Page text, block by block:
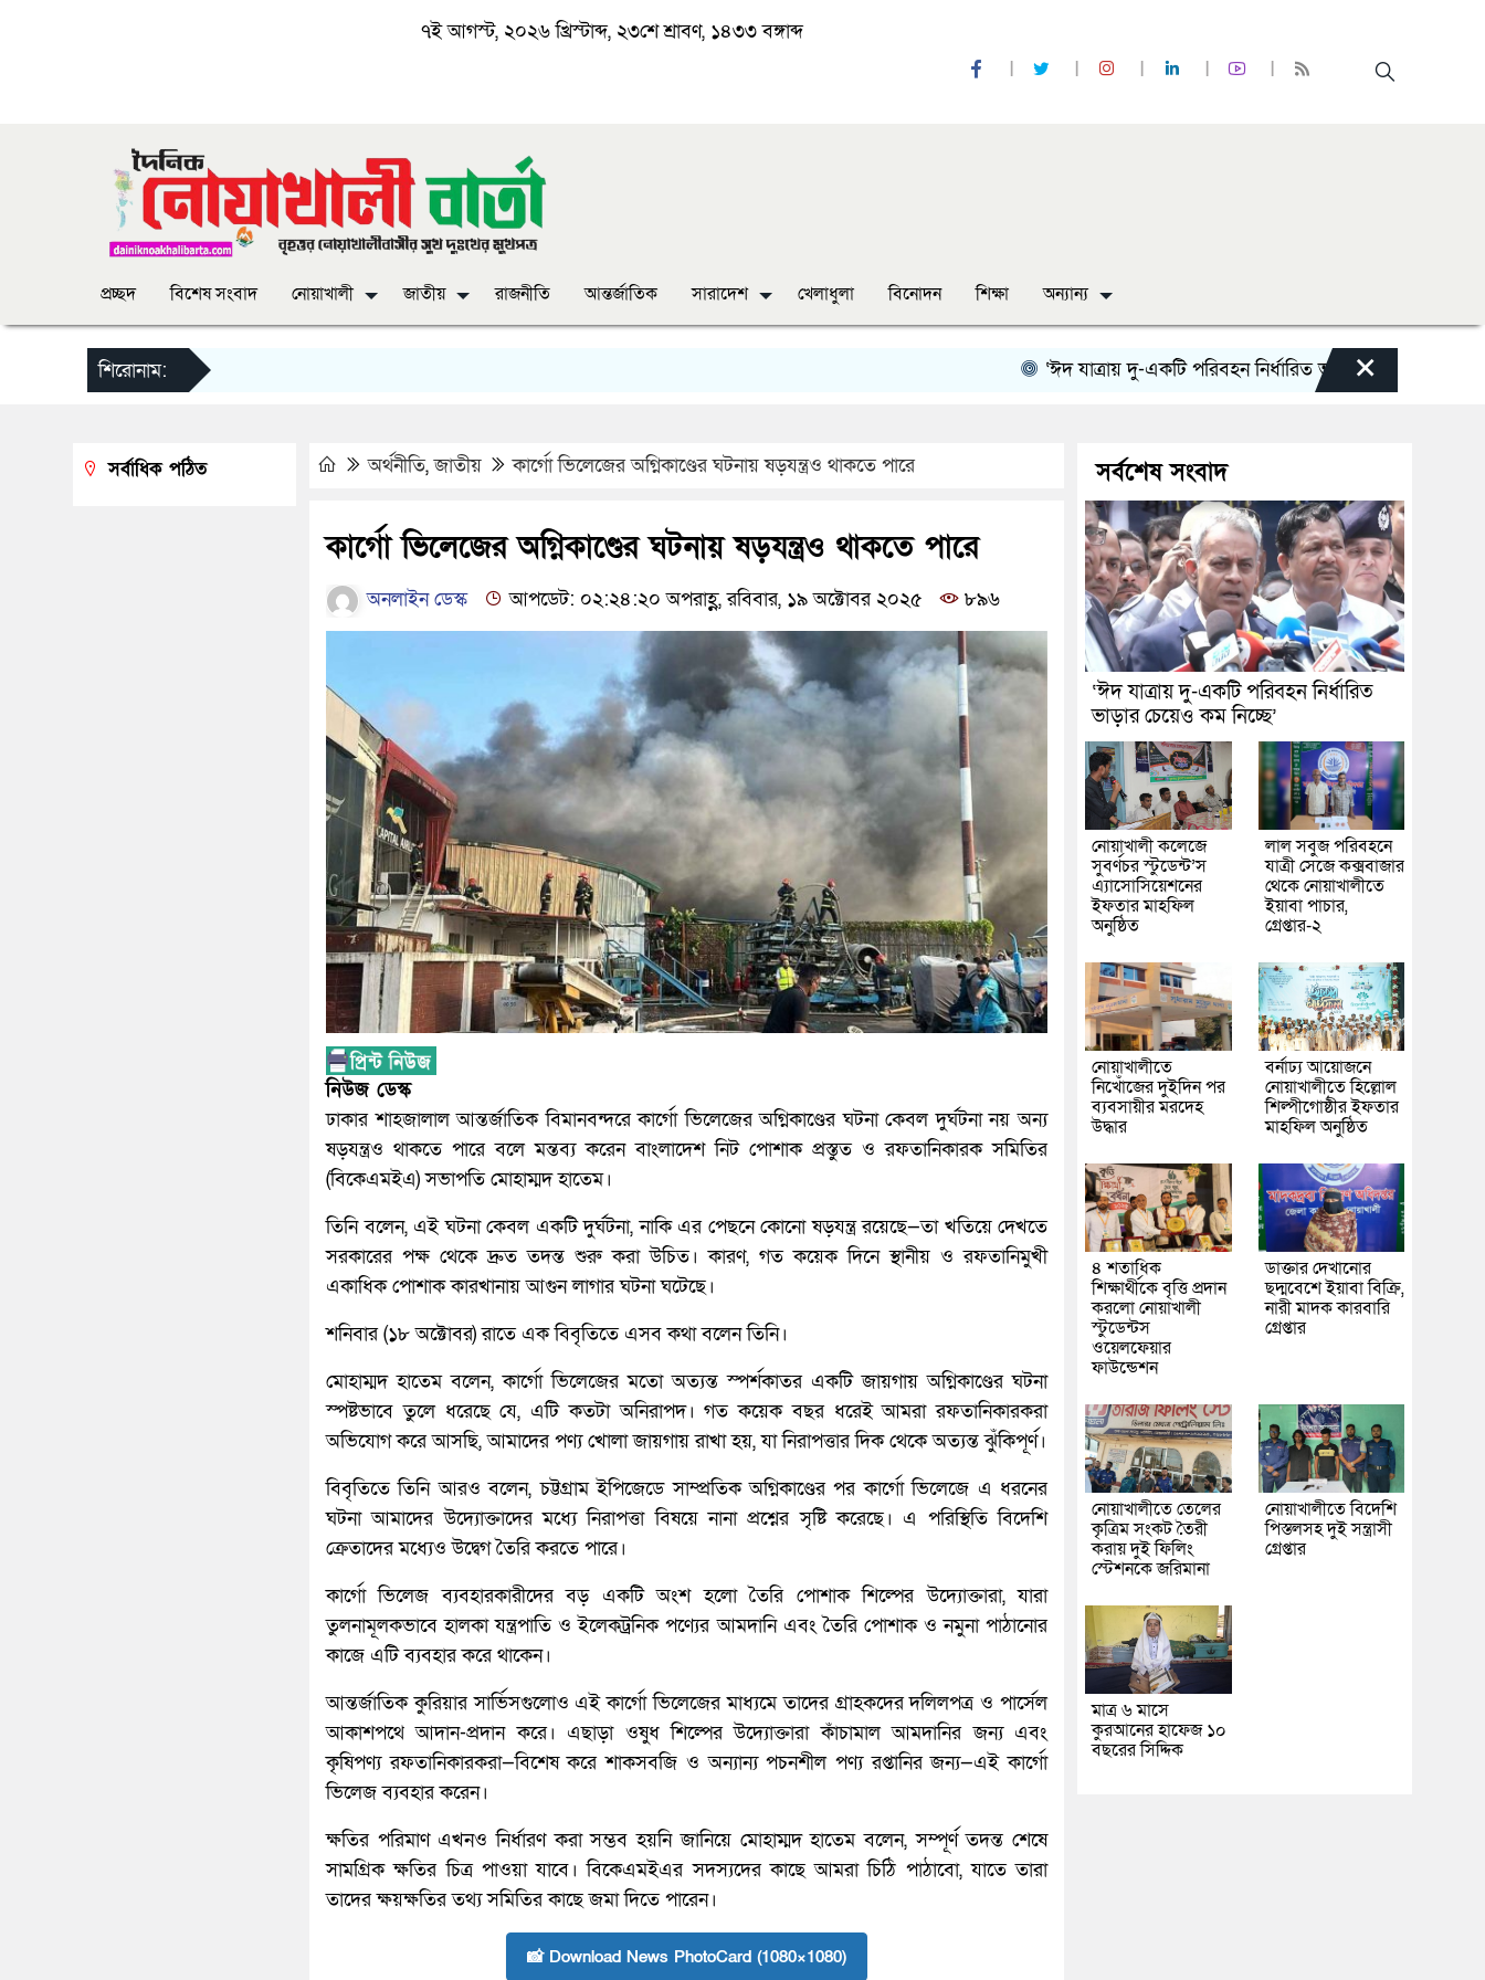
৭ই আগস্ট, ২০২৬ খ্রিস্টাব্দ, ২৩শে শ্রাবণ, ১৪৩৩ বঙ্গাব্দ
প্রচ্ছদ বিশেষ সংবাদ নোয়াখালী জাতীয় রাজনীতি আন্তর্জাতিক সারাদেশ খেলাধুলা বিনোদন শিক্ষা অন্যান্য
শিরোনাম: ‘ঈদ যাত্রায় দু-একটি পরিবহন নির্ধারিত ভাড়ার চেয়েও কম নিচ্ছে’
×
অর্থনীতি,জাতীয় কার্গো ভিলেজের অগ্নিকাণ্ডের ঘটনায় ষড়যন্ত্রও থাকতে পারে
কার্গো ভিলেজের অগ্নিকাণ্ডের ঘটনায় ষড়যন্ত্রও থাকতে পারে
অনলাইন ডেস্ক আপডেট: ০২:২৪:২০ অপরাহ্ণ, রবিবার, ১৯ অক্টোবর ২০২৫ ৮৯৬
নিউজ ডেস্ক
ঢাকার শাহজালাল আন্তর্জাতিক বিমানবন্দরে কার্গো ভিলেজের অগ্নিকাণ্ডের ঘটনা কেবল দুর্ঘটনা নয় অন্য
ষড়যন্ত্রও থাকতে পারে বলে মন্তব্য করেন বাংলাদেশ নিট পোশাক প্রস্তুত ও রফতানিকারক সমিতির
(বিকেএমইএ) সভাপতি মোহাম্মদ হাতেম।
তিনি বলেন, এই ঘটনা কেবল একটি দুর্ঘটনা, নাকি এর পেছনে কোনো ষড়যন্ত্র রয়েছে—তা খতিয়ে দেখতে
সরকারের পক্ষ থেকে দ্রুত তদন্ত শুরু করা উচিত। কারণ, গত কয়েক দিনে স্থানীয় ও রফতানিমুখী
একাধিক পোশাক কারখানায় আগুন লাগার ঘটনা ঘটেছে।
শনিবার (১৮ অক্টোবর) রাতে এক বিবৃতিতে এসব কথা বলেন তিনি।
মোহাম্মদ হাতেম বলেন, কার্গো ভিলেজের মতো অত্যন্ত স্পর্শকাতর একটি জায়গায় অগ্নিকাণ্ডের ঘটনা
স্পষ্টভাবে তুলে ধরেছে যে, এটি কতটা অনিরাপদ। গত কয়েক বছর ধরেই আমরা রফতানিকারকরা
অভিযোগ করে আসছি, আমাদের পণ্য খোলা জায়গায় রাখা হয়, যা নিরাপত্তার দিক থেকে অত্যন্ত ঝুঁকিপূর্ণ।
বিবৃতিতে তিনি আরও বলেন, চট্টগ্রাম ইপিজেডে সাম্প্রতিক অগ্নিকাণ্ডের পর কার্গো ভিলেজে এ ধরনের
ঘটনা আমাদের উদ্যোক্তাদের মধ্যে নিরাপত্তা বিষয়ে নানা প্রশ্নের সৃষ্টি করেছে। এ পরিস্থিতি বিদেশি
ক্রেতাদের মধ্যেও উদ্বেগ তৈরি করতে পারে।
কার্গো ভিলেজ ব্যবহারকারীদের বড় একটি অংশ হলো তৈরি পোশাক শিল্পের উদ্যোক্তারা, যারা
তুলনামূলকভাবে হালকা যন্ত্রপাতি ও ইলেকট্রনিক পণ্যের আমদানি এবং তৈরি পোশাক ও নমুনা পাঠানোর
কাজে এটি ব্যবহার করে থাকেন।
আন্তর্জাতিক কুরিয়ার সার্ভিসগুলোও এই কার্গো ভিলেজের মাধ্যমে তাদের গ্রাহকদের দলিলপত্র ও পার্সেল
আকাশপথে আদান-প্রদান করে। এছাড়া ওষুধ শিল্পের উদ্যোক্তারা কাঁচামাল আমদানির জন্য এবং
কৃষিপণ্য রফতানিকারকরা—বিশেষ করে শাকসবজি ও অন্যান্য পচনশীল পণ্য রপ্তানির জন্য—এই কার্গো
ভিলেজ ব্যবহার করেন।
ক্ষতির পরিমাণ এখনও নির্ধারণ করা সম্ভব হয়নি জানিয়ে মোহাম্মদ হাতেম বলেন, সম্পূর্ণ তদন্ত শেষে
সামগ্রিক ক্ষতির চিত্র পাওয়া যাবে। বিকেএমইএর সদস্যদের কাছে আমরা চিঠি পাঠাবো, যাতে তারা
তাদের ক্ষয়ক্ষতির তথ্য সমিতির কাছে জমা দিতে পারেন।
📸 Download News PhotoCard (1080×1080)
সর্বাধিক পঠিত সর্বশেষ সংবাদ
‘ঈদ যাত্রায় দু-একটি পরিবহন নির্ধারিত
ভাড়ার চেয়েও কম নিচ্ছে’
নোয়াখালী কলেজে
সুবর্ণচর স্টুডেন্ট’স
এ্যাসোসিয়েশনের
ইফতার মাহফিল
অনুষ্ঠিত
লাল সবুজ পরিবহনে
যাত্রী সেজে কক্সবাজার
থেকে নোয়াখালীতে
ইয়াবা পাচার,
গ্রেপ্তার-২
নোয়াখালীতে
নিখোঁজের দুইদিন পর
ব্যবসায়ীর মরদেহ
উদ্ধার
বর্নাঢ্য আয়োজনে
নোয়াখালীতে হিল্লোল
শিল্পীগোষ্ঠীর ইফতার
মাহফিল অনুষ্ঠিত
৪ শতাধিক
শিক্ষার্থীকে বৃত্তি প্রদান
করলো নোয়াখালী
স্টুডেন্টস
ওয়েলফেয়ার
ফাউন্ডেশন
ডাক্তার দেখানোর
ছদ্মবেশে ইয়াবা বিক্রি,
নারী মাদক কারবারি
গ্রেপ্তার
নোয়াখালীতে তেলের
কৃত্রিম সংকট তৈরী
করায় দুই ফিলিং
স্টেশনকে জরিমানা
নোয়াখালীতে বিদেশি
পিস্তলসহ দুই সন্ত্রাসী
গ্রেপ্তার
মাত্র ৬ মাসে
কুরআনের হাফেজ ১০
বছরের সিদ্দিক